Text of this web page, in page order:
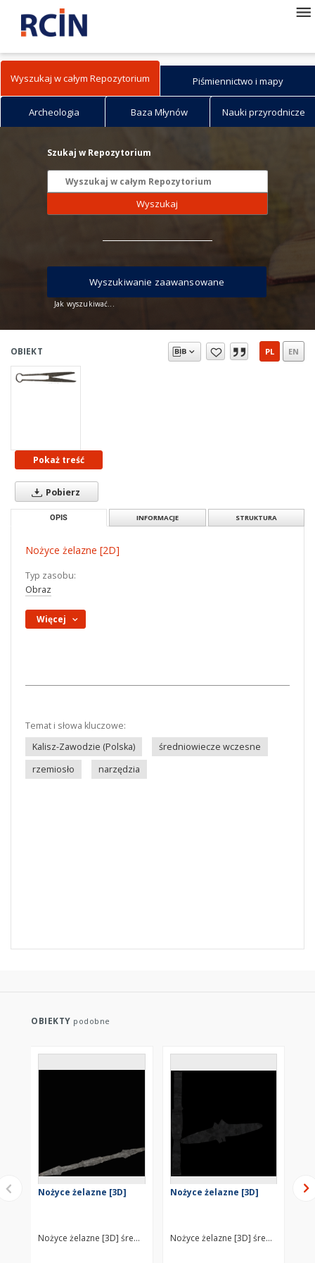
Wyszukaj w całym Repozytorium Piśmiennictwo i mapy
Archeologia Baza Młynów Nauki przyrodnicze
Szukaj w Repozytorium
Wyszukaj
Jak wyszukiwać...
Wyszukiwanie zaawansowane
OBIEKT PL EN
Pokaż treść
Pobierz
OPIS INFORMACJE STRUKTURA
Nożyce żelazne [2D]
Typ zasobu:
Obraz
Więcej
Temat i słowa kluczowe:
Kalisz-Zawodzie (Polska)
średniowiecze wczesne
rzemiosło
narzędzia
OBIEKTY podobne
Nożyce żelazne [3D]
Nożyce żelazne [3D] średniowiecze wczesne, XII wiek
Nożyce żelazne [3D]
Nożyce żelazne [3D] średniowiecze